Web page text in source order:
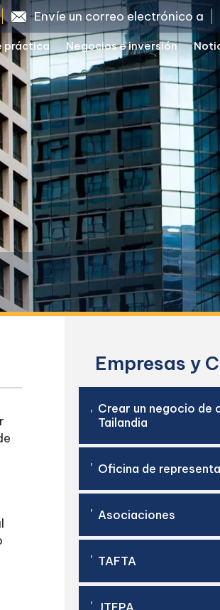
Envíe un correo electrónico a
práctica Negocios e inversión
Empresas y
' Crear un negocio de
Tailandia
' Oficina de
' Asociaciones
' TAFTA
JTEPA